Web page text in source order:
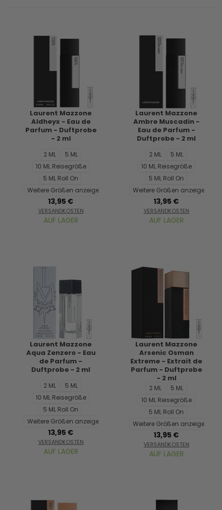
Laurent Mazzone
Aldheyx - Eau de
Parfum - Duftprobe
- 2 ml
2 ML
5 ML
10 ML Reisegröße
5 ML Roll On
Weitere Größen anzeigen...
13,95 €
VERSANDKOSTEN
AUF LAGER
Laurent Mazzone
Ambre Muscadin -
Eau de Parfum -
Duftprobe - 2 ml
2 ML
5 ML
10 ML Reisegröße
5 ML Roll On
Weitere Größen anzeigen...
13,95 €
VERSANDKOSTEN
AUF LAGER
Laurent Mazzone
Aqua Zenzero - Eau
de Parfum -
Duftprobe - 2 ml
2 ML
5 ML
10 ML Reisegröße
5 ML Roll On
Weitere Größen anzeigen...
13,95 €
VERSANDKOSTEN
AUF LAGER
Laurent Mazzone
Arsenic Osman
Extreme - Extrait de
Parfum - Duftprobe
- 2 ml
2 ML
5 ML
10 ML Reisegröße
5 ML Roll On
Weitere Größen anzeigen...
13,95 €
VERSANDKOSTEN
AUF LAGER